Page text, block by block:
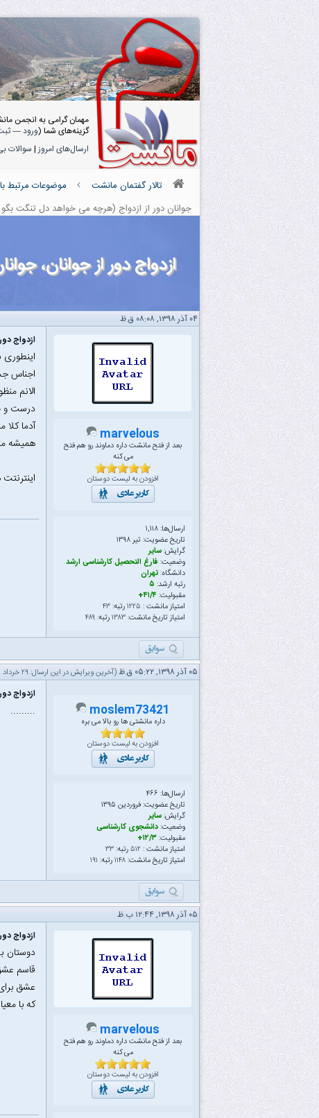
مهمان گرامی به انجمن
گزینه‌های شما (ورود—
ارسال‌های امروز| سوالات
تالار گفتمان مانشت موضوعات مرتبط
جوانان دور از ازدواج (هرچه می خواهد دل تنگت
ازدواج دور از جوانان،
۰۴ آذر ۱۳۹۸, ۰۸:۰۸ ق.ظ
marvelous
بعد از فتح مانشت داره دماوند رو هم فتح
می کنه
افزودن به لیست دوستان
ارسال‌ها: ۱,۱۱۸
تاریخ عضویت: تیر ۱۳۹۸
گرایش:سایر
وضعیت: فارغ التحصیل کارشناسی ارشد
دانشگاه:تهران
رتبه ارشد: ۵
مقبولیت:۴۱/۴+
امتیاز مانشت : ۱۲۲۵رتبه:۴۳
امتیاز تاریخ مانشت:۱۳۸۳رتبه:۴۸۹
ازدواج
اینطوری
اجناس
الانم
درست و
آدما
همیشه
۰۵ آذر ۱۳۹۸, ۰۵:۲۲ ق.ظ (آخرین ویرایش در این ارسال: ۲۹ خرداد ۱۴۰۱ ۰۷:۳۵ ب.ظ، توسط
moslem73421
داره مانشتی ها رو بالا می بره
افزودن به لیست دوستان
ارسال‌ها: ۴۶۶
تاریخ عضویت: فروردین ۱۳۹۵
گرایش:سایر
وضعیت:دانشجوی کارشناسی
مقبولیت:۱۲/۳+
امتیاز مانشت : ۵۱۲رتبه:۳۳
امتیاز تاریخ مانشت:۱۱۴۸رتبه: ۱۹۱
ازدواج
.........
۰۵ آذر ۱۳۹۸, ۱۲:۴۴ ب.ظ
marvelous
بعد از فتح مانشت داره دماوند رو هم فتح
می کنه
افزودن به لیست دوستان
ازدواج
دوستان
قاسم
عشق
که با